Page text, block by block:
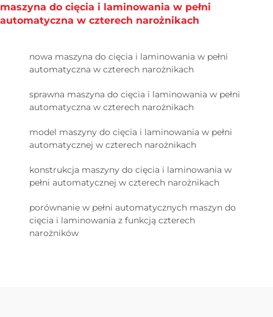
maszyna do cięcia i laminowania w pełni
automatyczna w czterech narożnikach
nowa maszyna do cięcia i laminowania w pełni
automatyczna w czterech narożnikach
sprawna maszyna do cięcia i laminowania w pełni
automatyczna w czterech narożnikach
model maszyny do cięcia i laminowania w pełni
automatycznej w czterech narożnikach
konstrukcja maszyny do cięcia i laminowania w
pełni automatycznej w czterech narożnikach
porównanie w pełni automatycznych maszyn do
cięcia i laminowania z funkcją czterech
narożników